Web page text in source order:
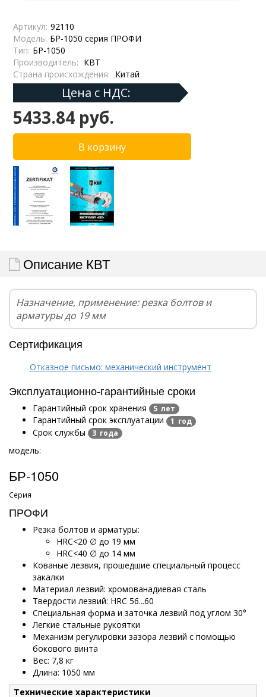
Артикул: 92110
Модель: БР-1050 серия ПРОФИ
Тип: БР-1050
Производитель: КВТ
Страна происхождения: Китай
Цена с НДС:
5433.84 руб.
Описание КВТ
Назначение, применение: резка болтов и
арматуры до 19 мм
Сертификация
Отказное письмо: механический инструмент
Эксплуатационно-гарантийные сроки
Гарантийный срок хранения 5 лет
Гарантийный срок эксплуатации 1 год
Срок службы 3 года
модель:
БР-1050
Серия
ПРОФИ
Резка болтов и арматуры:
HRC<20 ∅ до 19 мм
HRC<40 ∅ до 14 мм
Кованые лезвия, прошедшие специальный процесс
закалки
Материал лезвий: хромованадиевая сталь
Твердости лезвий: HRC 56...60
Специальная форма и заточка лезвий под углом 30°
Легкие стальные рукоятки
Механизм регулировки зазора лезвий с помощью
бокового винта
Вес: 7,8 кг
Длина: 1050 мм
Технические характеристики